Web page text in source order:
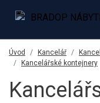
Úvod Kancelář
Kancelářské kontejnery